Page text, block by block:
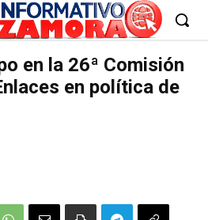
en la 26ª Comisión
en política de